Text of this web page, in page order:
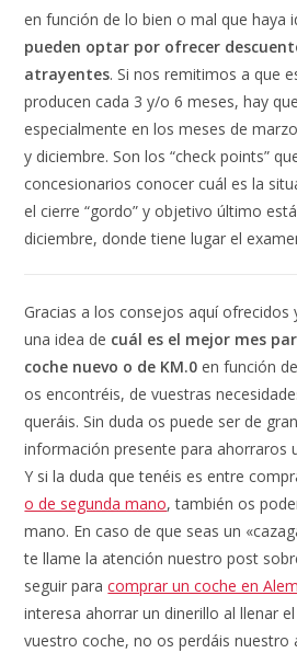
en función de lo bien o mal que haya
pueden optar por ofrecer
atrayentes. Si nos remitimos a que
producen cada 3 y/o 6 meses, hay
especialmente en los meses de
y diciembre. Son los “check points”
concesionarios conocer cuál es la
el cierre “gordo” y objetivo último
diciembre, donde tiene lugar el
Gracias a los consejos aquí ofrecidos
una idea de cuál es el mejor mes
coche nuevo o de KM.0 en función
os encontréis, de vuestras
queráis. Sin duda os puede ser de
información presente para ahorraros
Y si la duda que tenéis es entre
o de segunda mano, también os
mano. En caso de que seas un
te llame la atención nuestro post
seguir paracomprar un coche en
interesa ahorrar un dinerillo al llenar
vuestro coche, no os perdáis nuestro